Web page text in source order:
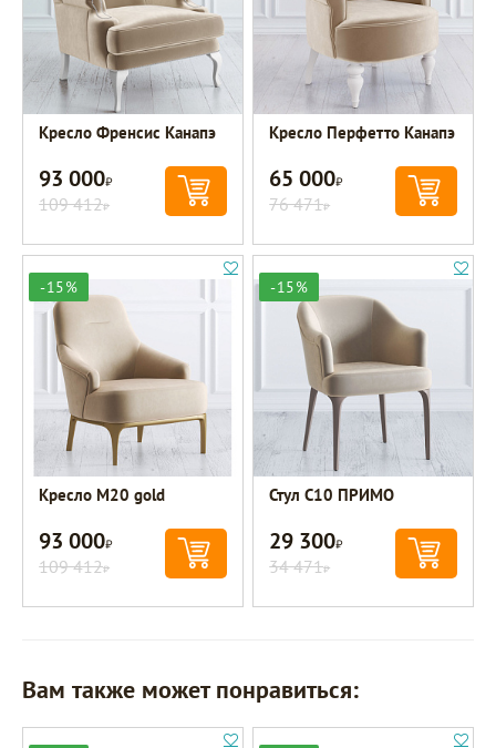
Кресло Френсис Канапэ
93 000Р
109 412Р
Кресло Перфетто Канапэ
65 000Р
76 471Р
-15%
Кресло M20 gold
93 000Р
109 412Р
-15%
Стул C10 ПРИМО
29 300Р
34 471Р
Вам также может понравиться: